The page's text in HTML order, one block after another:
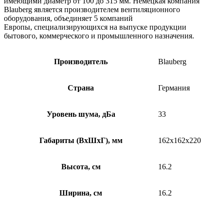
Blauberg является производителем вентиляционного
оборудования, объединяет 5 компаний
Европы, специализирующихся на выпуске продукции
бытового, коммерческого и промышленного назначения.
Производитель Blauberg
Страна Германия
Уровень шума, дБа 33
Габариты (ВхШхГ), мм 162х162х220
Высота, см 16.2
Ширина, см 16.2